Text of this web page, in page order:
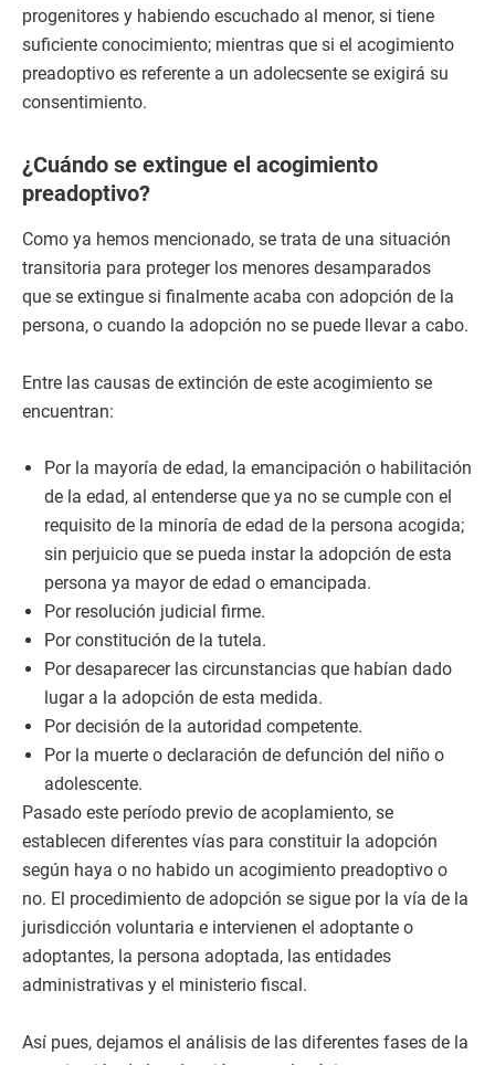
progenitores y habiendo escuchado al menor, si tiene
suficiente conocimiento; mientras que si el acogimiento
preadoptivo es referente a un adolecsente se exigirá su
consentimiento.
¿Cuándo se extingue el acogimiento
preadoptivo?
Como ya hemos mencionado, se trata de una situación
transitoria para proteger los menores desamparados
que se extingue si finalmente acaba con adopción de la
persona, o cuando la adopción no se puede llevar a cabo.
Entre las causas de extinción de este acogimiento se
encuentran:
Por la mayoría de edad, la emancipación o habilitación
de la edad, al entenderse que ya no se cumple con el
requisito de la minoría de edad de la persona acogida;
sin perjuicio que se pueda instar la adopción de esta
persona ya mayor de edad o emancipada.
Por resolución judicial firme.
Por constitución de la tutela.
Por desaparecer las circunstancias que habían dado
lugar a la adopción de esta medida.
Por decisión de la autoridad competente.
Por la muerte o declaración de defunción del niño o
adolescente.
Pasado este período previo de acoplamiento, se
establecen diferentes vías para constituir la adopción
según haya o no habido un acogimiento preadoptivo o
no. El procedimiento de adopción se sigue por la vía de la
jurisdicción voluntaria e intervienen el adoptante o
adoptantes, la persona adoptada, las entidades
administrativas y el ministerio fiscal.
Así pues, dejamos el análisis de las diferentes fases de la